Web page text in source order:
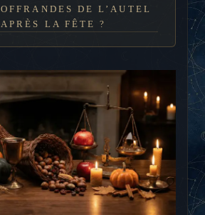
OFFRANDES DE L’AUTEL
APRÈS LA FÊTE ?